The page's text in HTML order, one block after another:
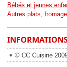
Bébés et jeunes
Autres plats,
© CC Cuisine